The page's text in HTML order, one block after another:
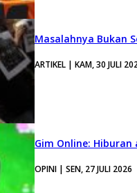
Masalahnya Bukan
ARTIKEL | KAM, 30 JULI
Gim Online:
OPINI | SEN, 27 JULI 2026